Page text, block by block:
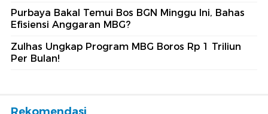
Purbaya Bakal Temui Bos BGN Minggu Ini, Bahas
Efisiensi Anggaran MBG?
Zulhas Ungkap Program MBG Boros Rp 1 Triliun
Per Bulan!